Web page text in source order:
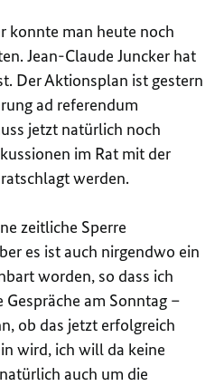
konnte man heute noch
Jean-Claude Juncker hat
Der Aktionsplan ist gestern
ad referendum
jetzt natürlich noch
im Rat mit der
werden.
zeitliche Sperre
es ist auch nirgendwo ein
worden, so dass ich
Gespräche am Sonntag –
ob das jetzt erfolgreich
wird, ich will da keine
auch um die